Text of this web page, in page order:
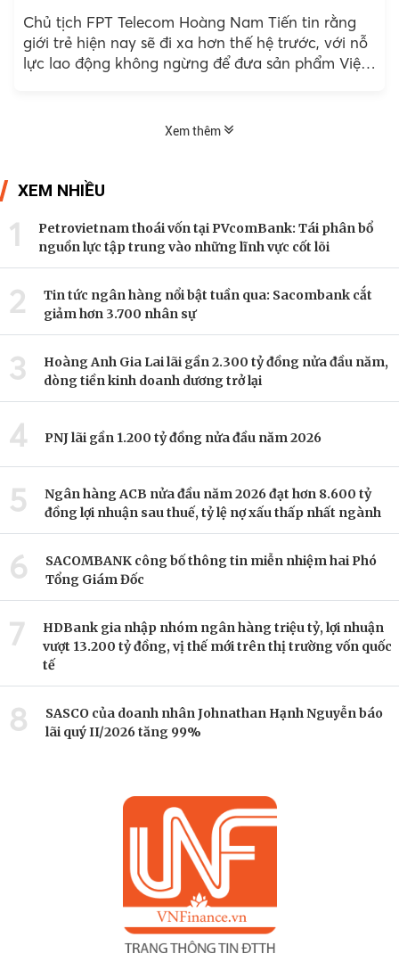
Chủ tịch FPT Telecom Hoàng Nam Tiến tin rằng
giới trẻ hiện nay sẽ đi xa hơn thế hệ trước, với nỗ
lực lao động không ngừng để đưa sản phẩm Việt
Xem thêm
XEM NHIỀU
1
Petrovietnam thoái vốn tại PVcomBank: Tái phân bổ
nguồn lực tập trung vào những lĩnh vực cốt lõi
2
Tin tức ngân hàng nổi bật tuần qua: Sacombank cắt
giảm hơn 3.700 nhân sự
3
Hoàng Anh Gia Lai lãi gần 2.300 tỷ đồng nửa đầu năm,
dòng tiền kinh doanh dương trở lại
4 PNJ lãi gần 1.200 tỷ đồng nửa đầu năm 2026
5
Ngân hàng ACB nửa đầu năm 2026 đạt hơn 8.600 tỷ
đồng lợi nhuận sau thuế, tỷ lệ nợ xấu thấp nhất ngành
6
SACOMBANK công bố thông tin miễn nhiệm hai Phó
Tổng Giám Đốc
7
HDBank gia nhập nhóm ngân hàng triệu tỷ, lợi nhuận
vượt 13.200 tỷ đồng, vị thế mới trên thị trường vốn quốc
tế
8
SASCO của doanh nhân Johnathan Hạnh Nguyễn báo
lãi quý II/2026 tăng 99%